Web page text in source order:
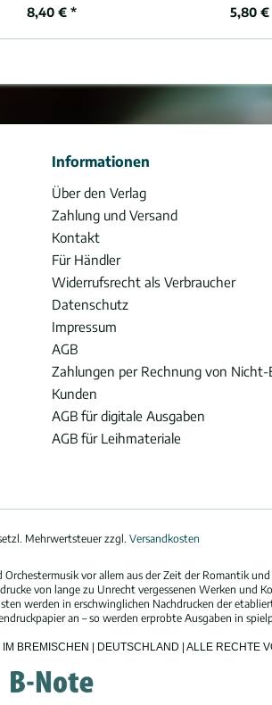
8,40 € * 5,80
Informationen
Über den Verlag
Zahlung und Versand
Kontakt
Für Händler
Widerrufsrecht als Verbraucher
Datenschutz
Impressum
AGB
Zahlungen per Rechnung von Nicht-
Kunden
AGB für digitale Ausgaben
AGB für Leihmateriale
Mehrwertsteuer zzgl. Versandkosten
vor allem aus der Zeit der Romantik
von lange zu Unrecht vergessenen Werken und
werden in erschwinglichen Nachdrucken der
an – so werden erprobte Ausgaben in
BREMISCHEN | DEUTSCHLAND | ALLE RECHTE